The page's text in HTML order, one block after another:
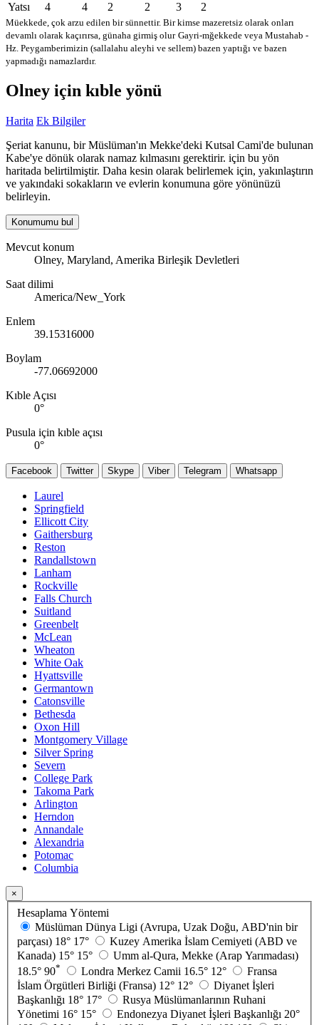
Yatsı
4 4 2 2 3 2
Müekkede, çok arzu edilen bir sünnettir. Bir kimse mazeretsiz olarak onları
devamlı olarak kaçırırsa, günaha girmiş olur Gayri-mğekkede veya Mustahab -
Hz. Peygamberimizin (sallalahu aleyhi ve sellem) bazen yaptığı ve bazen
yapmadığı namazlardır.
Olney için kıble yönü
Harita Ek Bilgiler
Şeriat kanunu, bir Müslüman'ın Mekke'deki Kutsal Cami'de bulunan
Kabe'ye dönük olarak namaz kılmasını gerektirir. için bu yön
haritada belirtilmiştir. Daha kesin olarak belirlemek için, yakınlaştırın
ve yakındaki sokakların ve evlerin konumuna göre yönünüzü
belirleyin.
Konumumu bul
Mevcut konum
Olney, Maryland, Amerika Birleşik Devletleri
Saat dilimi
America/New_York
Enlem
39.15316000
Boylam
-77.06692000
Kıble Açısı
0°
Pusula için kıble açısı
0°
Facebook Twitter Skype Viber Telegram Whatsapp
Laurel
Springfield
Ellicott City
Gaithersburg
Reston
Randallstown
Lanham
Rockville
Falls Church
Suitland
Greenbelt
McLean
Wheaton
White Oak
Hyattsville
Germantown
Catonsville
Bethesda
Oxon Hill
Montgomery Village
Silver Spring
Severn
College Park
Takoma Park
Arlington
Herndon
Annandale
Alexandria
Potomac
Columbia
×
Hesaplama Yöntemi
Müslüman Dünya Ligi (Avrupa, Uzak Doğu, ABD'nin bir
parçası) 18° 17°
Kuzey Amerika İslam Cemiyeti (ABD ve
Kanada) 15° 15°
Umm al-Qura, Mekke (Arap Yarımadası)
18.5° 90* Londra Merkez Camii 16.5° 12°
Fransa
İslam Örgütleri Birliği (Fransa) 12° 12°
Diyanet İşleri
Başkanlığı 18° 17°
Rusya Müslümanlarının Ruhani
Yönetimi 16° 15° Endonezya Diyanet İşleri Başkanlığı 20°